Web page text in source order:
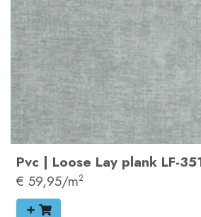
Pvc | Loose Lay plank LF-
€ 59,95/m2